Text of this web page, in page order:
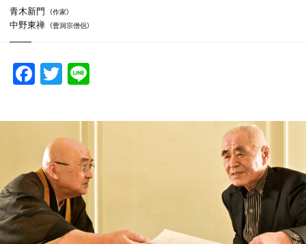
青木新門 （作家）
中野東禅 （曹洞宗僧侶）
F
a
c
e
b
o
o
k
T
w
itt
er
e